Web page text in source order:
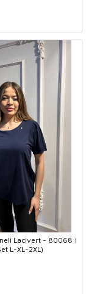
Lacivert - 80068 |
L-XL-2XL)